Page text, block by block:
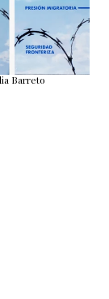
Barreto